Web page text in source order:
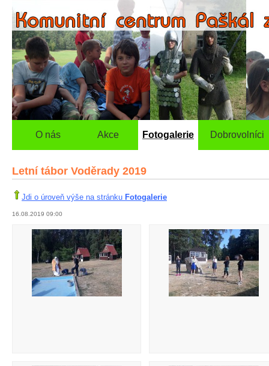
O nás Akce Fotogalerie Dobrovolníci
Letní tábor Voděrady 2019
Jdi o úroveň výše na stránku Fotogalerie
16.08.2019 09:00